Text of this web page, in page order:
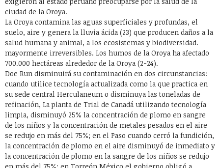
ciudad de la Oroya.
La Oroya contamina las aguas superficiales y profundas, el
suelo, aire y genera la lluvia ácida (23) que producen daños a la
salud humana y animal, a los ecosistemas y biodiversidad.
mayormente irreversibles. Los humos de la Oroya ha afectado
700.000 hectáreas alrededor de la Oroya (2-24).
Doe Run disminuirá su contaminación en dos circunstancias:
cuando utilice tecnología actualizada como la que practica en
su sede central Herculaneum o disminuya las toneladas de
refinación, La planta de Trial de Canadá utilizando tecnología
limpia, disminuyó 25% la concentración de plomo en sangre
de los niños y la concentración de metales pesados en el aire
se redujo en más del 75%; en el Paso cuando cerró la fundición,
la concentración de plomo en el aire disminuyó de inmediato y
la concentración de plomo en la sangre de los niños se redujo